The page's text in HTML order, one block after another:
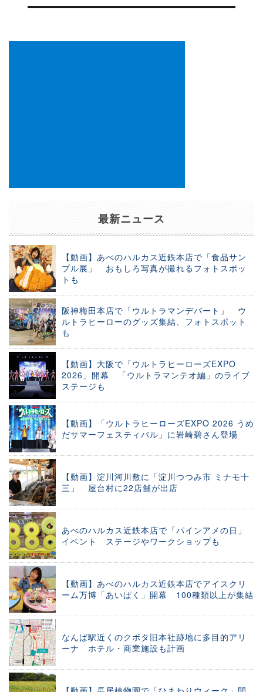
ー
最新ニュース
【動画】あべのハルカス近鉄本店で「食品サン
プル展」 おもしろ写真が撮れるフォトスポッ
トも
阪神梅田本店で「ウルトラマンデパート」 ウ
ルトラヒーローのグッズ集結、フォトスポット
も
【動画】大阪で「ウルトラヒーローズEXPO
2026」開幕 「ウルトラマンテオ編」のライブ
ステージも
【動画】「ウルトラヒーローズEXPO 2026 うめ
だサマーフェスティバル」に岩崎碧さん登場
【動画】淀川河川敷に「淀川つつみ市 ミナモ十
三」 屋台村に22店舗が出店
あべのハルカス近鉄本店で「パインアメの日」
イベント ステージやワークショップも
【動画】あべのハルカス近鉄本店でアイスクリ
ーム万博「あいぱく」開幕 100種類以上が集結
なんば駅近くのクボタ旧本社跡地に多目的アリ
ーナ ホテル・商業施設も計画